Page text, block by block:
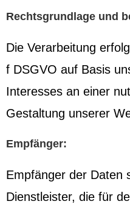
Rechtsgrundlage und
Die Verarbeitung
f DSGVO auf Basis
Interesses an einer
Gestaltung unserer
Empfänger:
Empfänger der Daten
Dienstleister, die für